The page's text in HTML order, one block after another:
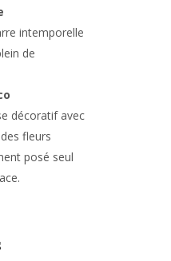
intemporelle
de
décoratif avec
fleurs
posé seul